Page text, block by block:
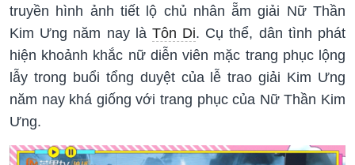
truyền hình ảnh tiết lộ chủ nhân ẵm giải Nữ Thần
Kim Ưng năm nay là Tôn Di. Cụ thể, dân tình phát
hiện khoảnh khắc nữ diễn viên mặc trang phục lộng
lẫy trong buổi tổng duyệt của lễ trao giải Kim Ưng
năm nay khá giống với trang phục của Nữ Thần Kim
Ưng.